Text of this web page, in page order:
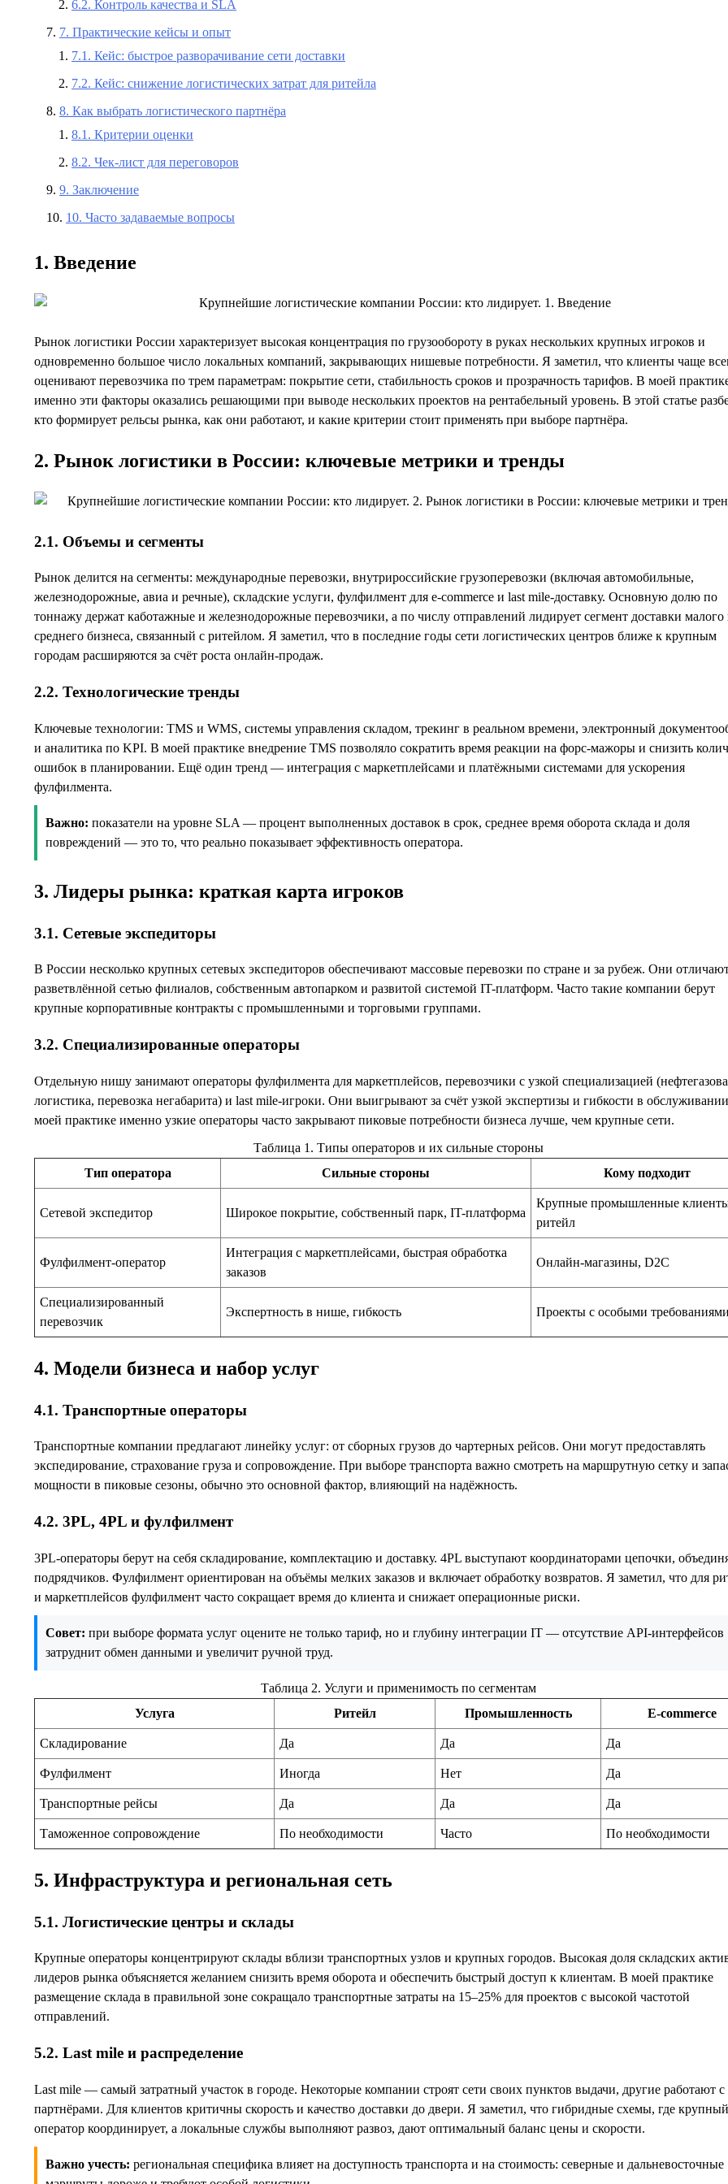
6.2. Контроль качества и SLA
7. Практические кейсы и опыт
7.1. Кейс: быстрое разворачивание сети доставки
7.2. Кейс: снижение логистических затрат для ритейла
8. Как выбрать логистического партнёра
8.1. Критерии оценки
8.2. Чек-лист для переговоров
9. Заключение
10. Часто задаваемые вопросы
1. Введение
Рынок логистики России характеризует высокая концентрация по грузообороту в руках нескольких крупных игроков и
одновременно большое число локальных компаний, закрывающих нишевые потребности. Я заметил, что клиенты чаще
оценивают перевозчика по трем параметрам: покрытие сети, стабильность сроков и прозрачность тарифов. В моей
именно эти факторы оказались решающими при выводе нескольких проектов на рентабельный уровень. В этой статье
кто формирует рельсы рынка, как они работают, и какие критерии стоит применять при выборе партнёра.
2. Рынок логистики в России: ключевые метрики и тренды
2.1. Объемы и сегменты
Рынок делится на сегменты: международные перевозки, внутрироссийские грузоперевозки (включая автомобильные,
железнодорожные, авиа и речные), складские услуги, фулфилмент для e-commerce и last mile-доставку. Основную долю по
тоннажу держат каботажные и железнодорожные перевозчики, а по числу отправлений лидирует сегмент доставки малого
среднего бизнеса, связанный с ритейлом. Я заметил, что в последние годы сети логистических центров ближе к крупным
городам расширяются за счёт роста онлайн-продаж.
2.2. Технологические тренды
Ключевые технологии: TMS и WMS, системы управления складом, трекинг в реальном времени, электронный
и аналитика по KPI. В моей практике внедрение TMS позволяло сократить время реакции на форс-мажоры и снизить
ошибок в планировании. Ещё один тренд — интеграция с маркетплейсами и платёжными системами для ускорения
фулфилмента.
Важно: показатели на уровне SLA — процент выполненных доставок в срок, среднее время оборота склада и доля
повреждений — это то, что реально показывает эффективность оператора.
3. Лидеры рынка: краткая карта игроков
3.1. Сетевые экспедиторы
В России несколько крупных сетевых экспедиторов обеспечивают массовые перевозки по стране и за рубеж. Они
разветвлённой сетью филиалов, собственным автопарком и развитой системой IT-платформ. Часто такие компании берут
крупные корпоративные контракты с промышленными и торговыми группами.
3.2. Специализированные операторы
Отдельную нишу занимают операторы фулфилмента для маркетплейсов, перевозчики с узкой специализацией
логистика, перевозка негабарита) и last mile-игроки. Они выигрывают за счёт узкой экспертизы и гибкости в
моей практике именно узкие операторы часто закрывают пиковые потребности бизнеса лучше, чем крупные сети.
Таблица 1. Типы операторов и их сильные стороны
Тип оператора
Сильные стороны Кому подходит
Сетевой экспедитор Широкое покрытие, собственный парк, IT-платформа
Крупные промышленные
ритейл
Фулфилмент-оператор
Интеграция с маркетплейсами, быстрая обработка
заказов
Онлайн-магазины, D2C
Специализированный
перевозчик
Экспертность в нише, гибкость Проекты с особыми требованиями
4. Модели бизнеса и набор услуг
4.1. Транспортные операторы
Транспортные компании предлагают линейку услуг: от сборных грузов до чартерных рейсов. Они могут предоставлять
экспедирование, страхование груза и сопровождение. При выборе транспорта важно смотреть на маршрутную сетку и
мощности в пиковые сезоны, обычно это основной фактор, влияющий на надёжность.
4.2. 3PL, 4PL и фулфилмент
3PL-операторы берут на себя складирование, комплектацию и доставку. 4PL выступают координаторами цепочки,
подрядчиков. Фулфилмент ориентирован на объёмы мелких заказов и включает обработку возвратов. Я заметил, что для
и маркетплейсов фулфилмент часто сокращает время до клиента и снижает операционные риски.
Совет: при выборе формата услуг оцените не только тариф, но и глубину интеграции IT — отсутствие API-интерфейсов
затруднит обмен данными и увеличит ручной труд.
Таблица 2. Услуги и применимость по сегментам
Услуга
Ритейл Промышленность E‑commerce
Складирование Да Да Да
Фулфилмент Иногда Нет Да
Транспортные рейсы Да Да Да
Таможенное сопровождение По необходимости Часто По необходимости
5. Инфраструктура и региональная сеть
5.1. Логистические центры и склады
Крупные операторы концентрируют склады вблизи транспортных узлов и крупных городов. Высокая доля складских
лидеров рынка объясняется желанием снизить время оборота и обеспечить быстрый доступ к клиентам. В моей практике
размещение склада в правильной зоне сокращало транспортные затраты на 15–25% для проектов с высокой частотой
отправлений.
5.2. Last mile и распределение
Last mile — самый затратный участок в городе. Некоторые компании строят сети своих пунктов выдачи, другие работают с
партнёрами. Для клиентов критичны скорость и качество доставки до двери. Я заметил, что гибридные схемы, где крупный
оператор координирует, а локальные службы выполняют развоз, дают оптимальный баланс цены и скорости.
Важно учесть: региональная специфика влияет на доступность транспорта и на стоимость: северные и дальневосточные